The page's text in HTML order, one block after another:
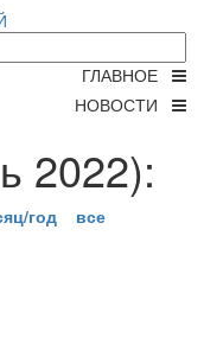
ГЛАВНОЕ
НОВОСТИ
2022):
год
все